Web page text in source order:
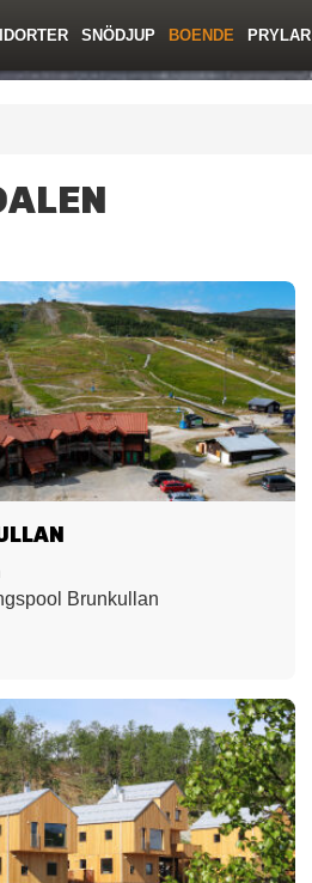
SNÖDJUP BOENDE PRYLAR
Brunkullan